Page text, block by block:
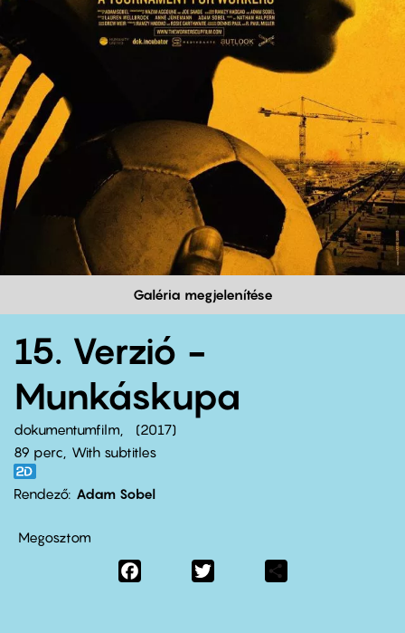
Galéria megjelenítése
15. Verzió -
Munkáskupa
dokumentumfilm
2017
89 perc,
With subtitles
Rendező Adam Sobel
Megosztom
Facebook